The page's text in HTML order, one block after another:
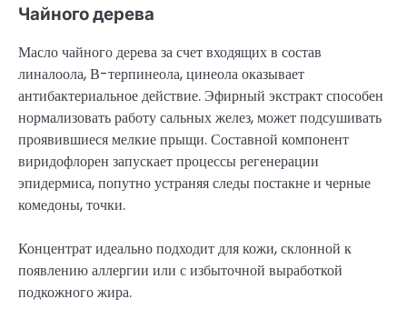
Чайного дерева
Масло чайного дерева за счет входящих в состав
линалоола, В-терпинеола, цинеола оказывает
антибактериальное действие. Эфирный экстракт способен
нормализовать работу сальных желез, может подсушивать
проявившиеся мелкие прыщи. Составной компонент
виридофлорен запускает процессы регенерации
эпидермиса, попутно устраняя следы постакне и черные
комедоны, точки.
Концентрат идеально подходит для кожи, склонной к
появлению аллергии или с избыточной выработкой
подкожного жира.